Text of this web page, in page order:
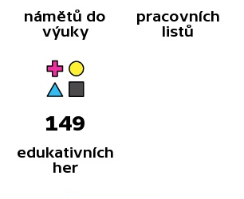
námětů do
výuky
pracovních
listů
149
edukativních
her